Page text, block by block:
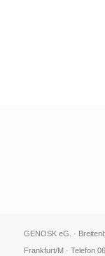
GENOSK eG. ·
Frankfurt/M · Telefon